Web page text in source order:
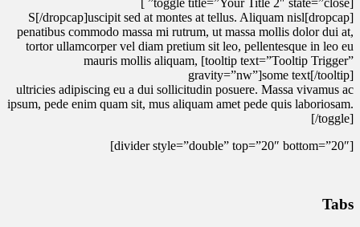
[dropcap]S[/dropcap]uscipit sed at montes at tellus. Aliquam nisl
penatibus commodo massa mi rutrum, ut massa mollis dolor dui at,
tortor ullamcorper vel diam pretium sit leo, pellentesque in leo eu
mauris mollis aliquam, [tooltip text=”Tooltip Trigger”
gravity=”nw”]some text[/tooltip]
ultricies adipiscing eu a dui sollicitudin posuere. Massa vivamus ac
ipsum, pede enim quam sit, mus aliquam amet pede quis laboriosam.
[/toggle]
[divider style=”double” top=”20″ bottom=”20″]
Tabs